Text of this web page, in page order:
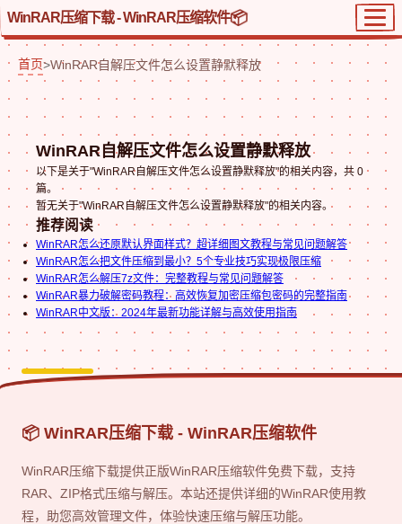
WinRAR压缩下载 - WinRAR压缩软件
首页>WinRAR自解压文件怎么设置静默释放
WinRAR自解压文件怎么设置静默释放
以下是关于"WinRAR自解压文件怎么设置静默释放"的相关内容，共 0
篇。
暂无关于"WinRAR自解压文件怎么设置静默释放"的相关内容。
推荐阅读
WinRAR怎么还原默认界面样式？超详细图文教程与常见问题解答
WinRAR怎么把文件压缩到最小？5个专业技巧实现极限压缩
WinRAR怎么解压7z文件：完整教程与常见问题解答
WinRAR暴力破解密码教程：高效恢复加密压缩包密码的完整指南
WinRAR中文版：2024年最新功能详解与高效使用指南
📦 WinRAR压缩下载 - WinRAR压缩软件
WinRAR压缩下载提供正版WinRAR压缩软件免费下载，支持
RAR、ZIP格式压缩与解压。本站还提供详细的WinRAR使用教
程，助您高效管理文件，体验快速压缩与解压功能。